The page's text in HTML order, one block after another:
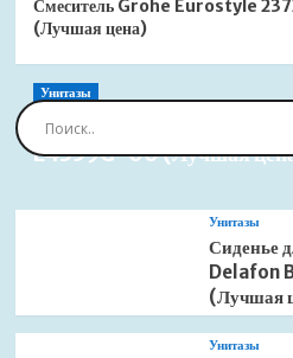
Смеситель Grohe Eurostyle
(Лучшая цена)
Унитазы
Сиденье для унитаза
E4359G-00 (Лучшая
Унитазы
Сиденье
Delafon
(Лучшая
Унитазы